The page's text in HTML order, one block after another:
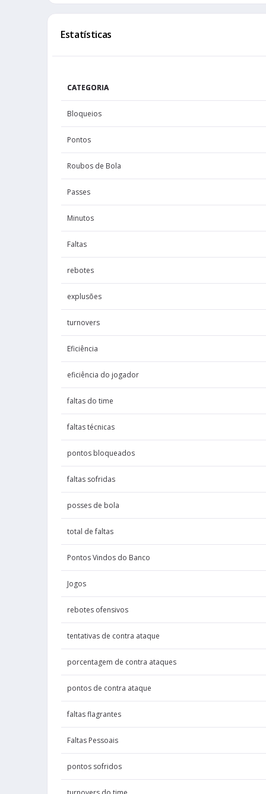
Julius
Julius
Julius
Julius
Clowney
Julius
Randle
Julius
Randle
Julius
Julius
Randle pontos
Julius
Randle
Julius
Randle
Julius
E.J.
Mann
Terance
Julius
contra
Randle
Julius
Julius
Randle
Estatísticas
CATEGORIA
Bloqueios
Pontos
Roubos de Bola
Passes
Minutos
Faltas
rebotes
explusões
turnovers
Eficiência
eficiência do jogador
faltas do time
faltas técnicas
pontos bloqueados
faltas sofridas
posses de bola
total de faltas
Pontos Vindos do Banco
Jogos
rebotes ofensivos
tentativas de contra ataque
porcentagem de contra ataques
pontos de contra ataque
faltas flagrantes
Faltas Pessoais
pontos sofridos